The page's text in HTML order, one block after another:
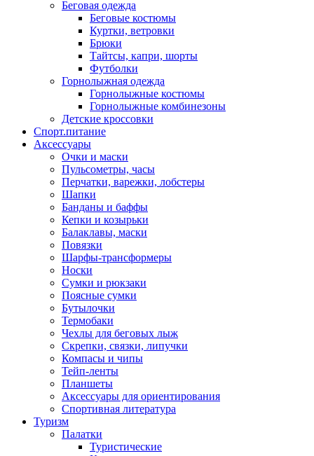
Беговая одежда
Беговые костюмы
Куртки, ветровки
Брюки
Тайтсы, капри, шорты
Футболки
Горнолыжная одежда
Горнолыжные костюмы
Горнолыжные комбинезоны
Детские кроссовки
Спорт.питание
Аксессуары
Очки и маски
Пульсометры, часы
Перчатки, варежки, лобстеры
Шапки
Банданы и баффы
Кепки и козырьки
Балаклавы, маски
Повязки
Шарфы-трансформеры
Носки
Сумки и рюкзаки
Поясные сумки
Бутылочки
Термобаки
Чехлы для беговых лыж
Скрепки, связки, липучки
Компасы и чипы
Тейп-ленты
Планшеты
Аксессуары для ориентирования
Спортивная литература
Туризм
Палатки
Туристические